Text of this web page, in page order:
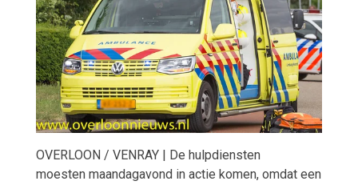
OVERLOON / VENRAY | De hulpdiensten
moesten maandagavond in actie komen, omdat een